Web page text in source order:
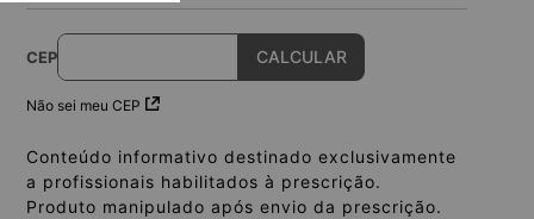
CEP
Não sei meu CEP
Conteúdo informativo destinado exclusivamente
a profissionais habilitados à prescrição.
Produto manipulado após envio da prescrição.